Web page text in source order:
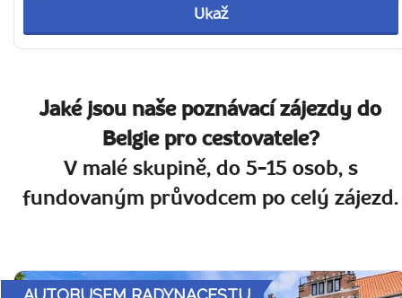
Ukaž
Jaké jsou naše poznávací zájezdy do
Belgie pro cestovatele?
V malé skupině, do 5-15 osob, s
fundovaným průvodcem po celý zájezd.